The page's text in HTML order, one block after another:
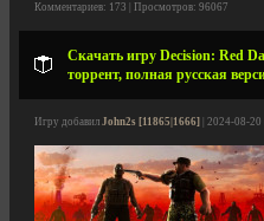
Комментариев: 173 | Просмотров: 96067
Скачать игру Decision: Red
торрент, полная русская
Игру добавил John2s [11865|1666] | 2024-08-20